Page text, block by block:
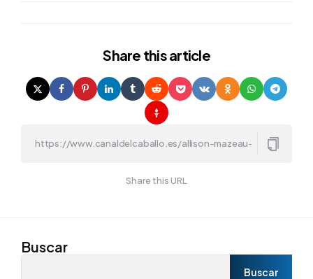
Share this article
Share this URL
Buscar
Buscar